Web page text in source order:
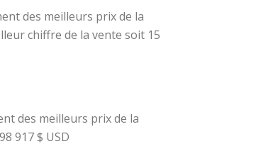
des meilleurs prix de la
chiffre de la vente soit 15
des meilleurs prix de la
917 $ USD